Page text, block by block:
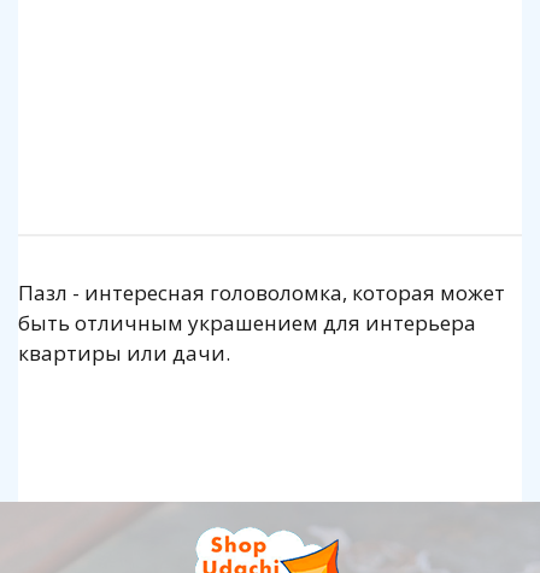
Пазл - интересная головоломка, которая может
быть отличным украшением для интерьера
квартиры или дачи.